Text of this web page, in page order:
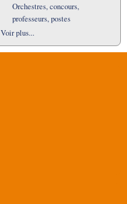
Orchestres, concours,
professeurs, postes
Voir plus...